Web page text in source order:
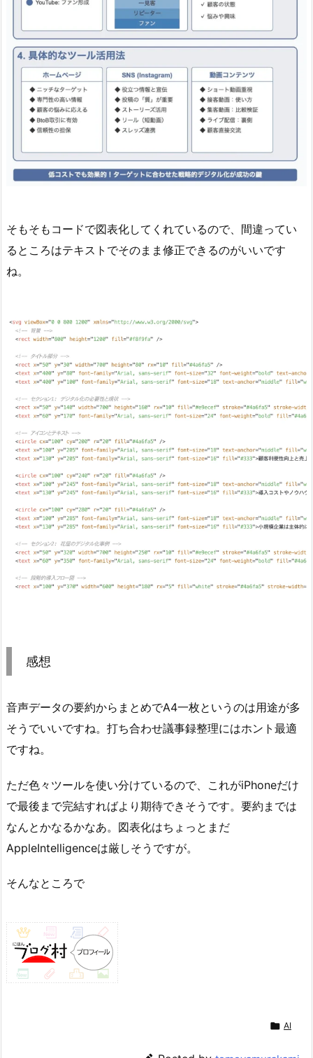
そもそもコードで図表化してくれているので、間違ってい
るところはテキストでそのまま修正できるのがいいです
ね。
感想
音声データの要約からまとめでA4一枚というのは用途が多
そうでいいですね。打ち合わせ議事録整理にはホント最適
ですね。
ただ色々ツールを使い分けているので、これがiPhoneだけ
で最後まで完結すればより期待できそうです。要約までは
なんとかなるかなあ。図表化はちょっとまだ
AppleIntelligenceは厳しそうですが。
そんなところで
 AI